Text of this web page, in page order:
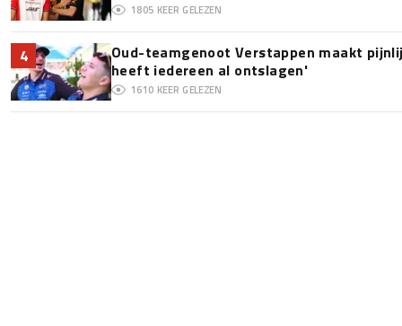
1805 KEER GELEZEN
4
Oud-teamgenoot Verstappen maakt
heeft iedereen al ontslagen'
1610 KEER GELEZEN